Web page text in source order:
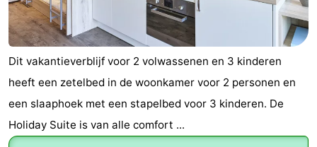
Dit vakantieverblijf voor 2 volwassenen en 3 kinderen
heeft een zetelbed in de woonkamer voor 2 personen en
een slaaphoek met een stapelbed voor 3 kinderen. De
Holiday Suite is van alle comfort ...